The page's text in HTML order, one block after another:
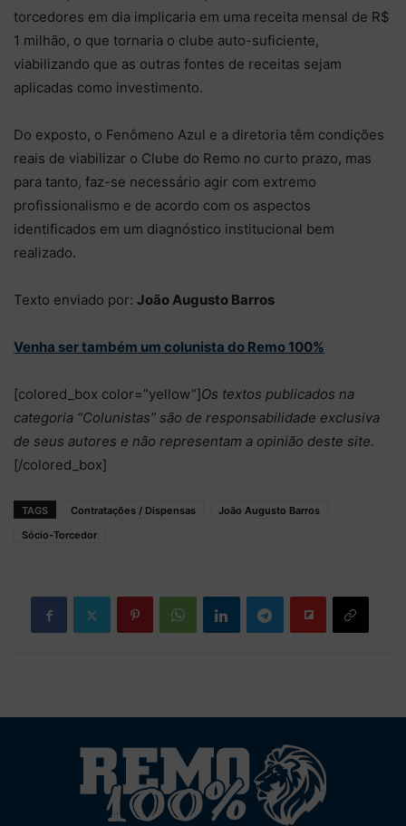
torcedores em dia implicaria em uma receita mensal de R$
1 milhão, o que tornaria o clube auto-suficiente,
viabilizando que as outras fontes de receitas sejam
aplicadas como investimento.
Do exposto, o Fenômeno Azul e a diretoria têm condições
reais de viabilizar o Clube do Remo no curto prazo, mas
para tanto, faz-se necessário agir com extremo
profissionalismo e de acordo com os aspectos
identificados em um diagnóstico institucional bem
realizado.
Texto enviado por: João Augusto Barros
Venha ser também um colunista do Remo 100%
[colored_box color=”yellow”]Os textos publicados na
categoria “Colunistas” são de responsabilidade exclusiva
de seus autores e não representam a opinião deste site.
[/colored_box]
TAGS Contratações / Dispensas
João Augusto Barros
Sócio-Torcedor